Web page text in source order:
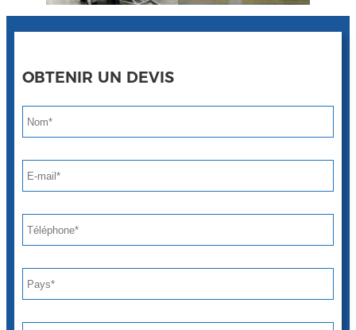
OBTENIR UN DEVIS